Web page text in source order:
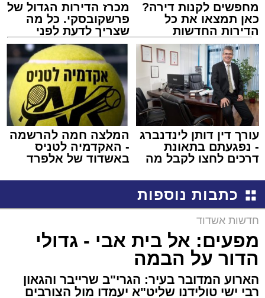
מחפשים לקנות דירה?
כאן תמצאו את כל
הדירות החדשות
למכירה באשדוד >>>
מכרז הדירות הגדול של
פרשקובסקי. כל מה
שצריך לדעת לפני
שמגישים הצעה לדירה
באשדוד
עורך דין דותן לינדנברג
- נפגעתם בתאונת
דרכים לחצו לקבל מה
המלצה חמה להרשמה
- האקדמיה לטניס
באשדוד של אלפרד
כתבות נוספות
חדשות אשדוד
מפעים: אל בית אבי - גדולי
הדור על הבמה
הארוע המדובר בעיר: הגרי"ב שרייבר והגאון
רבי ישי טולידנו שליט"א יעמדו מול הצורבים